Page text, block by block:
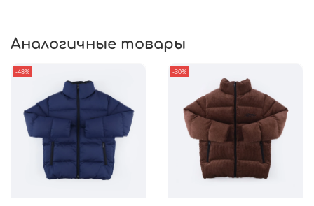
Аналогичные товары
-48% -30%